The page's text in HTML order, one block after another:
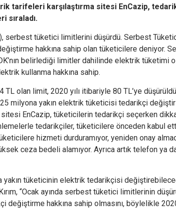
tarifeleri karşılaştırma sitesi EnCazip,
sıraladı.
serbest tüketici limitlerini düşürdü. Serbest
hakkına sahip olan tüketicilere deniyor.
belirlediği limitler dahilinde elektrik tüketimi
kullanma hakkına sahip.
TL olan limit, 2020 yılı itibariyle 80 TL’ye
milyona yakın elektrik tüketicisi tedarikçi
EnCazip, tüketicilerin tedarikçi seçerken
tedarikçiler, tüketicilere önceden kabul
hizmeti durduramıyor, yeniden onay
ceza bedeli alamıyor. Ayrıca artık telefon ya
yakın tüketicinin elektrik tedarikçisi
“Ocak ayında serbest tüketici limitlerinin
hakkına sahip olmasını, böylelikle